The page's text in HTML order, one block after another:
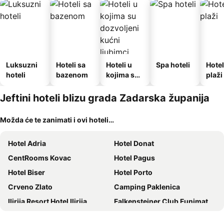
Luksuzni
hoteli
Hoteli sa
bazenom
Hoteli u
kojima su
kućni
ljubimci
Spa hoteli
plaži
Jeftini hoteli blizu grada Zadarska županija
Možda će te zanimati i ovi hoteli…
Hotel Adria
Hotel Donat
CentRooms Kovac
Hotel Pagus
Hotel Biser
Hotel Porto
Crveno Zlato
Camping Paklenica
Ilirija Resort Hotel Ilirija
Falkensteiner Club Funimation Borik